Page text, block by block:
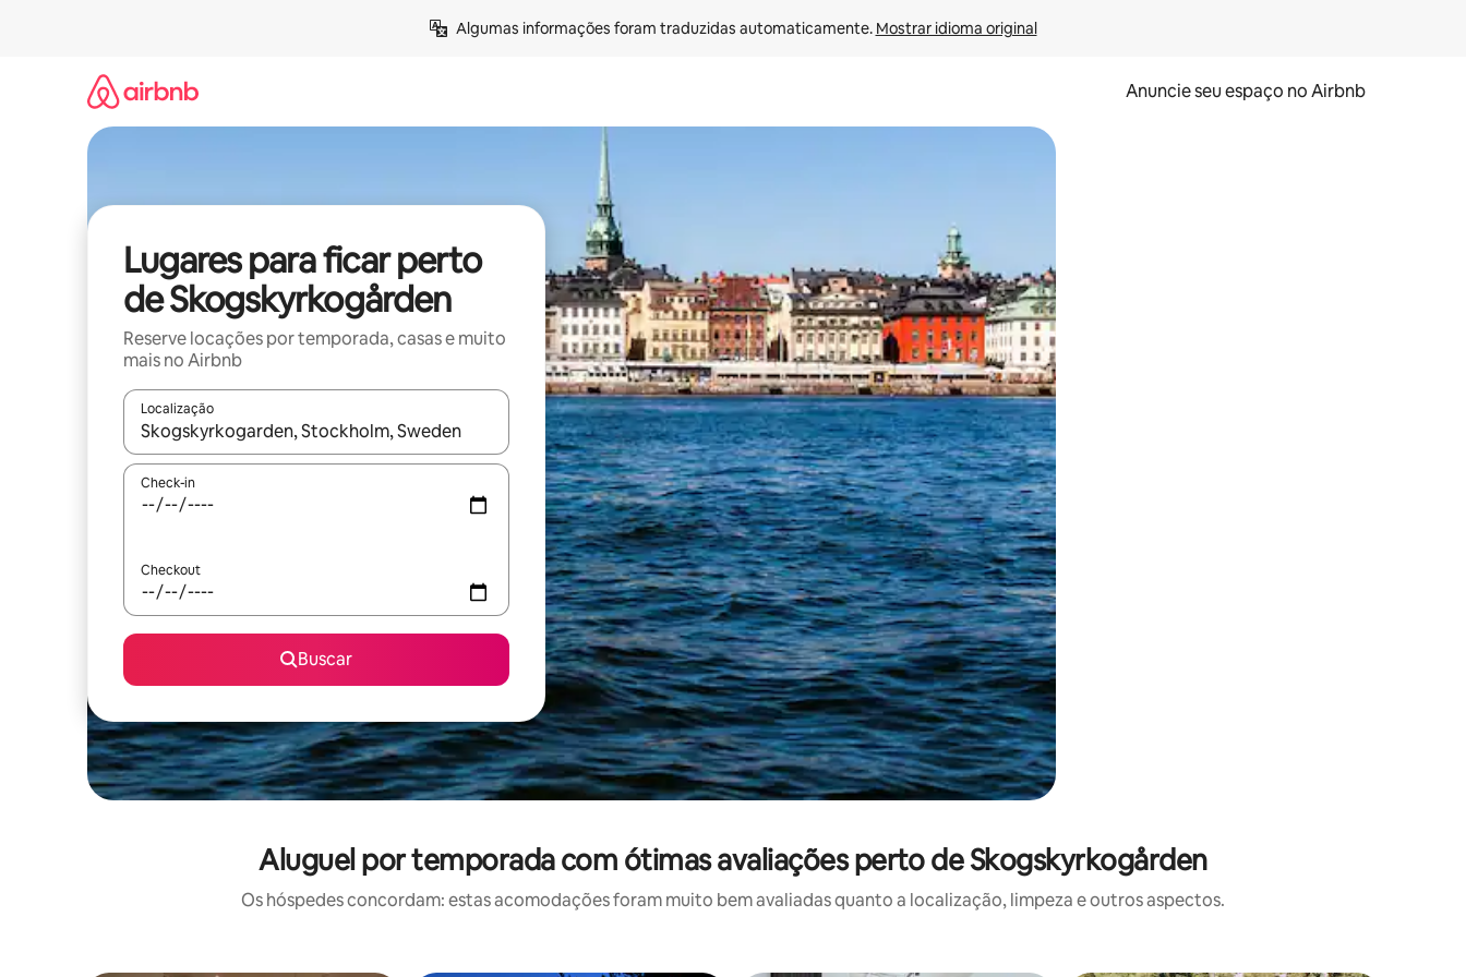
Algumas informações foram traduzidas automaticamente. Mostrar idioma original
Anuncie seu espaço no Airbnb
Lugares para ficar perto
de Skogskyrkogården
Reserve locações por temporada, casas e muito
mais no Airbnb
Localização
Quando os resultados estiverem disponíveis, explore-os usando as seta para cima e para baixo do teclado ou tocando e deslizando o dedo na tela.
Check-in
Checkout
Buscar
Aluguel por temporada com ótimas avaliações perto de Skogskyrkogården
Os hóspedes concordam: estas acomodações foram muito bem avaliadas quanto a localização, limpeza e outros aspectos.